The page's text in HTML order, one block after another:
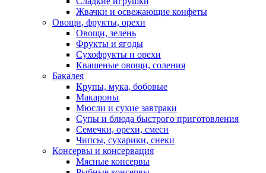
Жвачки и освежающие конфеты
Овощи, фрукты, орехи
Овощи, зелень
Фрукты и ягоды
Сухофрукты и орехи
Квашеные овощи, соления
Бакалея
Крупы, мука, бобовые
Макароны
Мюсли и сухие завтраки
Супы и блюда быстрого приготовления
Семечки, орехи, смеси
Чипсы, сухарики, снеки
Консервы и консервация
Мясные консервы